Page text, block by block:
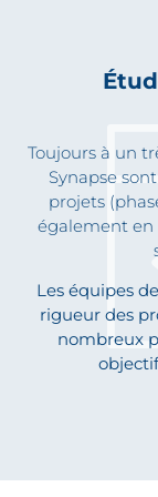
Toujours à un
Synapse
projets
également en
Les équipes
rigueur des
nombreux